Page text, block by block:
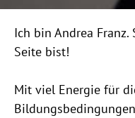
Ich bin Andrea
Seite bist!
Mit viel Energie für